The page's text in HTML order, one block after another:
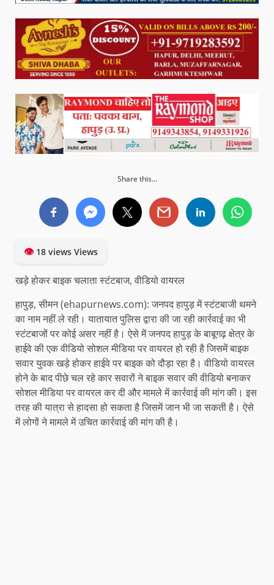
Share this...
👁18 views Views
खड़े होकर बाइक चलाता स्टंटबाज, वीडियो वायरल
हापुड़, सीमन (ehapurnews.com): जनपद हापुड़ में स्टंटबाजी थमने
का नाम नहीं ले रही। यातायात पुलिस द्वारा की जा रही कार्रवाई का भी
स्टंटबाजों पर कोई असर नहीं है। ऐसे में जनपद हापुड़ के बाबूगढ़ क्षेत्र के
हाईवे की एक वीडियो सोशल मीडिया पर वायरल हो रही है जिसमें बाइक
सवार युवक खड़े होकर हाईवे पर बाइक को दौड़ा रहा है। वीडियो वायरल
होने के बाद पीछे चल रहे कार सवारों ने बाइक सवार की वीडियो बनाकर
सोशल मीडिया पर वायरल कर दी और मामले में कार्रवाई की मांग की। इस
तरह की यात्रा से हादसा हो सकता है जिसमें जान भी जा सकती है। ऐसे
में लोगों ने मामले में उचित कार्रवाई की मांग की है।